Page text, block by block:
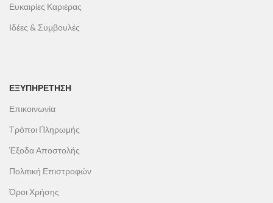
Ευκαιρίες Καριέρας
Ιδέες & Συμβουλές
ΕΞΥΠΗΡΕΤΗΣΗ
Επικοινωνία
Τρόποι Πληρωμής
Έξοδα Αποστολής
Πολιτική Επιστροφών
Όροι Χρήσης